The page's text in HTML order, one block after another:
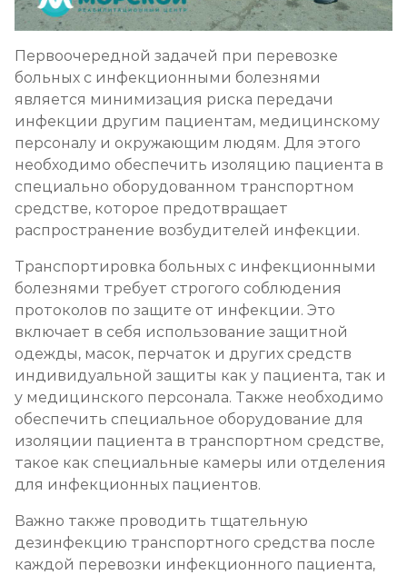
Первоочередной задачей при перевозке
больных с инфекционными болезнями
является минимизация риска передачи
инфекции другим пациентам, медицинскому
персоналу и окружающим людям. Для этого
необходимо обеспечить изоляцию пациента в
специально оборудованном транспортном
средстве, которое предотвращает
распространение возбудителей инфекции.
Транспортировка больных с инфекционными
болезнями требует строгого соблюдения
протоколов по защите от инфекции. Это
включает в себя использование защитной
одежды, масок, перчаток и других средств
индивидуальной защиты как у пациента, так и
у медицинского персонала. Также необходимо
обеспечить специальное оборудование для
изоляции пациента в транспортном средстве,
такое как специальные камеры или отделения
для инфекционных пациентов.
Важно также проводить тщательную
дезинфекцию транспортного средства после
каждой перевозки инфекционного пациента,